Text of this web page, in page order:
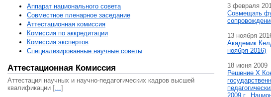
Аппарат национального совета
Совместное пленарное заседание
Аттестационная комисcия
Комиссия по аккредитации
Комиссия экспертов
Специализированные научные советы
Аттестационная Комиссия
Аттестация научных и научно-педагогических кадров высшей
квалификации […]
3 февраля
Совмещать
13 ноября
Академик
ноября 2016)
18 июня 2009
Решение X
2009 г.,